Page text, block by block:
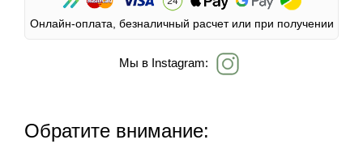
Онлайн-оплата, безналичный расчет или при получении
Мы в Instagram:
Обратите внимание: